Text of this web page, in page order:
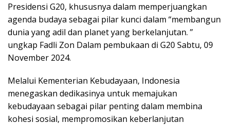
Presidensi G20, khususnya dalam memperjuangkan
agenda budaya sebagai pilar kunci dalam “membangun
dunia yang adil dan planet yang berkelanjutan. ”
ungkap Fadli Zon Dalam pembukaan di G20 Sabtu, 09
November 2024.
Melalui Kementerian Kebudayaan, Indonesia
menegaskan dedikasinya untuk memajukan
kebudayaan sebagai pilar penting dalam membina
kohesi sosial, mempromosikan keberlanjutan